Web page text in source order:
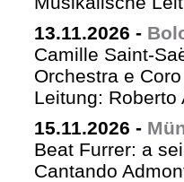
13.11.2026 -
Camille Saint-
Orchestra e
Leitung: Roberto
15.11.2026 -
Beat Furrer: a
Cantando